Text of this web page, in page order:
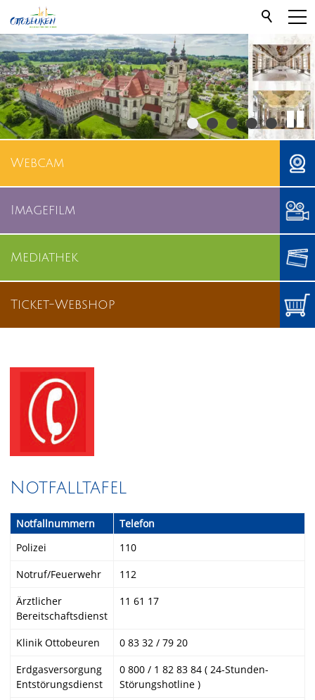
Webcam
Imagefilm
Mediathek
Ticket-Webshop
Notfalltafel
Notfallnummern
Telefon
Polizei
110
Notruf/Feuerwehr
112
Ärztlicher
Bereitschaftsdienst
11 61 17
Klinik Ottobeuren
0 83 32 / 79 20
Erdgasversorgung
Entstörungsdienst
0 800 / 1 82 83 84 ( 24-Stunden-
Störungshotline )